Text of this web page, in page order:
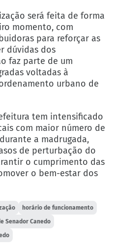
será feita de forma
momento, com
para reforçar as
dúvidas dos
faz parte de um
voltadas à
urbano de
tem intensificado
com maior número de
a madrugada,
de perturbação do
o cumprimento das
o bem-estar dos
horário de funcionamento
Senador Canedo